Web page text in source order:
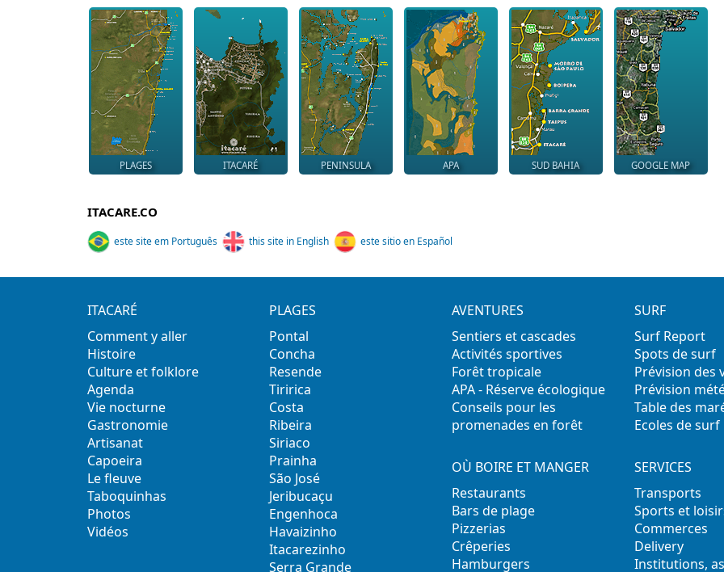
PLAGES ITACARÉ PENINSULA APA SUD BAHIA GOOGLE MAP
ITACARE.CO
este site em Português this site in English este sitio en Español
ITACARÉ
Comment y aller
Histoire
Culture et folklore
Agenda
Vie nocturne
Gastronomie
Artisanat
Capoeira
Le fleuve
Taboquinhas
Photos
Vidéos
PLAGES
Pontal
Concha
Resende
Tiririca
Costa
Ribeira
Siriaco
Prainha
São José
Jeribucaçu
Engenhoca
Havaizinho
Itacarezinho
Serra Grande
AVENTURES
Sentiers et cascades
Activités sportives
Forêt tropicale
APA - Réserve écologique
Conseils pour les
promenades en forêt
SURF
Surf Report
Spots de surf
Prévision des
Prévision
Table des
Ecoles de surf
OÙ BOIRE ET MANGER
Restaurants
Bars de plage
Pizzerias
Crêperies
Hamburgers
SERVICES
Transports
Sports et
Commerces
Delivery
Institutions,